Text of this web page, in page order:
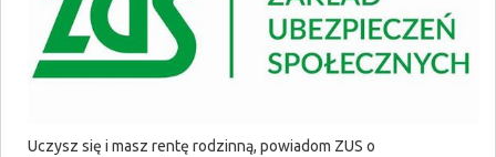
Uczysz się i masz rentę rodzinną, powiadom ZUS o